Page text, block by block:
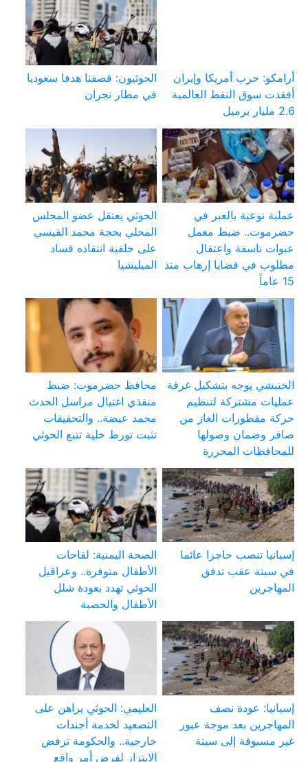
أرامكو: حرب أمريكا وإيران
أفقدت سوق النفط العالمية
2.6 مليار برميل
الحوثيون: قصفنا هدفا سعوديا
في مطار نجران
عملية نوعية بالعبر في
حضرموت.. ضبط معمل
عبوات ناسفة واعتقال
مطلوب في قضايا إرهاب منذ
15 عاماً
الحوثي يعتقل عضو المجلس
المحلي بحجة محمد القيسي
على خلفية انتقاده فساد
الميليشيا
الخنبشي يوجه بتشكيل غرفة
عمليات مشتركة لتنظيم
حركة مقطورات الغاز من
صافر وضمان وصولها
للمحافظات المحررة
محافظ حضرموت: ضبط
منفذي اغتيال مراسل الحدث
محمد عيضة.. والتحقيقات
تثبت تورط خلية تتبع الحوثي
إسبانيا تنصب حاجزا عائما
في سبتة عقب تدفق
المهاجرين
الصحة اليمنية: لقاحات
الأطفال متوفرة.. وعراقيل
الحوثي تهدد بعودة شلل
الأطفال والحصبة
إسبانيا: عودة نصف
المهاجرين بعد موجة عبور
غير مسبوقة إلى سبتة
العليمي: الحوثي يراهن على
التصعيد لخدمة أجندات
خارجية.. والحكومة ترفض
الابتزاز لفرض أمر واقع